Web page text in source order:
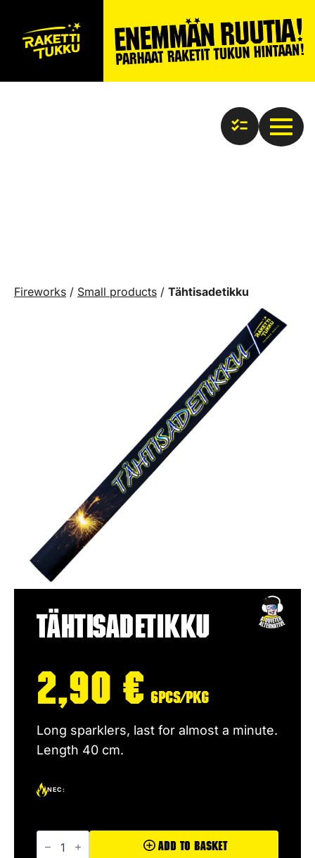
Fireworks / Small products / Tähtisadetikku
Tähtisadetikku
2,90 € 6pcs/pkg
Long sparklers, last for almost a minute.
Length 40 cm.
NEC:
Tähtisadetikku
quantity
Add To Basket